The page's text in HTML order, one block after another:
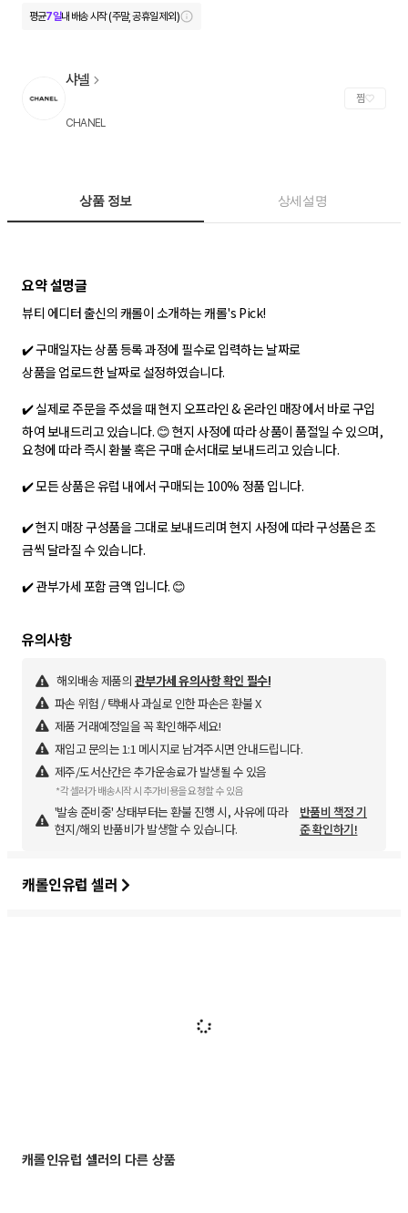
평균7일내 배송 시작 (주말, 공휴일 제외)
샤넬
CHANEL
찜
상품 정보 상세설명
뷰티 에디터 출신의 캐롤이 소개하는 캐롤's Pick!
✔️ 구매일자는 상품 등록 과정에 필수로 입력하는 날짜로
상품을 업로드한 날짜로 설정하였습니다.
✔️ 실제로 주문을 주셨을 때 현지 오프라인 & 온라인 매장에서 바로 구입
하여 보내드리고 있습니다. 😊 현지 사정에 따라 상품이 품절일 수 있으며,
요청에 따라 즉시 환불 혹은 구매 순서대로 보내드리고 있습니다.
✔️ 모든 상품은 유럽 내에서 구매되는 100% 정품 입니다.
✔️ 현지 매장 구성품을 그대로 보내드리며 현지 사정에 따라 구성품은 조
금씩 달라질 수 있습니다.
✔️ 관부가세 포함 금액 입니다. 😊
유의사항
해외배송 제품의 관부가세 유의사항 확인 필수!
파손 위험 / 택배사 과실로 인한 파손은 환불 X
제품 거래예정일을 꼭 확인해주세요!
재입고 문의는 1:1 메시지로 남겨주시면 안내드립니다.
제주/도서산간은 추가운송료가 발생될 수 있음
*각 셀러가 배송시작 시 추가비용을 요청할 수 있음
'발송 준비중' 상태부터는 환불 진행 시, 사유에 따라
현지/해외 반품비가 발생할 수 있습니다.
반품비 책정 기
준 확인하기!
캐롤인유럽 셀러
캐롤인유럽 셀러의 다른 상품